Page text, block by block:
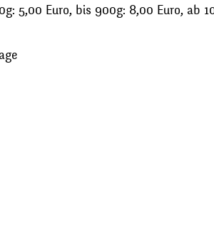
5,00 Euro, bis 900g: 8,00 Euro, ab